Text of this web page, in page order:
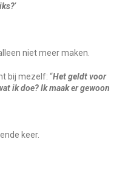
‘
niet meer maken.
bij mezelf: “Het geldt voor
ik doe? Ik maak er gewoon
keer.